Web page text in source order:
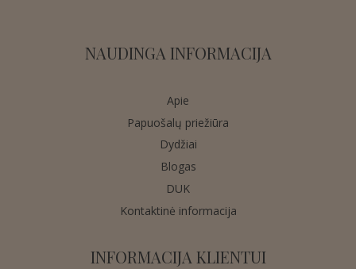
NAUDINGA INFORMACIJA
Apie
Papuošalų priežiūra
Dydžiai
Blogas
DUK
Kontaktinė informacija
INFORMACIJA KLIENTUI